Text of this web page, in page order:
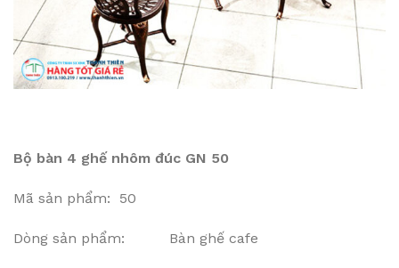
Bộ bàn 4 ghế nhôm đúc GN 50
Mã sản phẩm: 50
Dòng sản phẩm: Bàn ghế cafe